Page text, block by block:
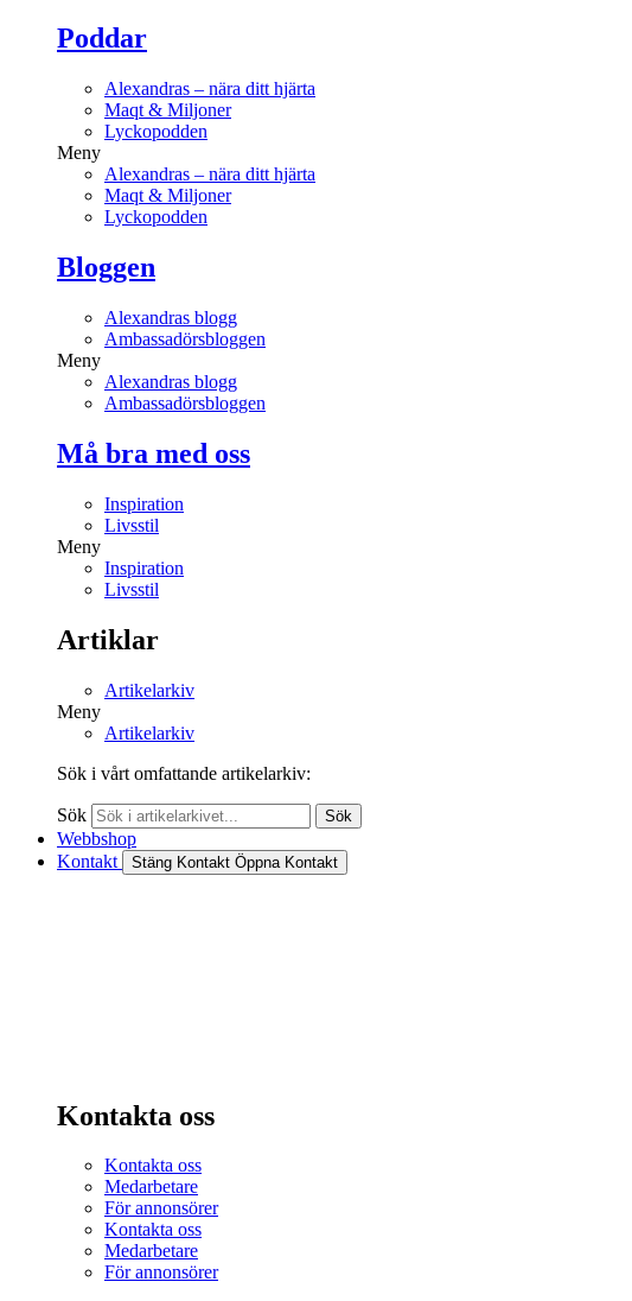
Poddar
Alexandras – nära ditt hjärta
Maqt & Miljoner
Lyckopodden
Meny
Alexandras – nära ditt hjärta
Maqt & Miljoner
Lyckopodden
Bloggen
Alexandras blogg
Ambassadörsbloggen
Meny
Alexandras blogg
Ambassadörsbloggen
Må bra med oss
Inspiration
Livsstil
Meny
Inspiration
Livsstil
Artiklar
Artikelarkiv
Meny
Artikelarkiv
Sök i vårt omfattande artikelarkiv:
Sök Sök
Webbshop
Kontakt
Stäng Kontakt Öppna Kontakt
Kontakta oss
Kontakta oss
Medarbetare
För annonsörer
Kontakta oss
Medarbetare
För annonsörer